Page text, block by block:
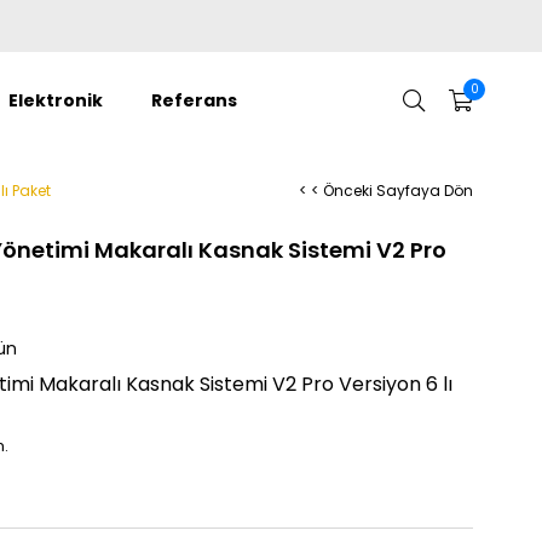
0
Elektronik Referans
Paket < < Önceki Sayfaya Dön
Makaralı Kasnak Sistemi V2 Pro
Makaralı Kasnak Sistemi V2 Pro Versiyon 6 lı